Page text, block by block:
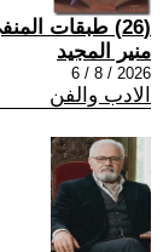
(26) طبقات المنفى في أعمال بهرم حاجو
منير المجيد
2026 / 8 / 6
الادب والفن